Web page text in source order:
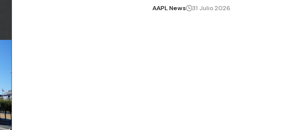
AAPL News 31 Julio 2026